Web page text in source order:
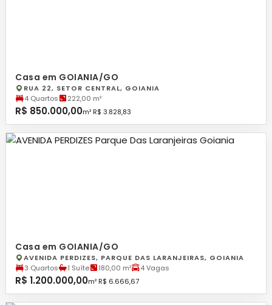
Casa em GOIANIA/GO
RUA 22, SETOR CENTRAL, GOIANIA
4 Quartos
222,00 m²
R$ 850.000,00m² R$ 3.828,83
Casa em GOIANIA/GO
AVENIDA PERDIZES, PARQUE DAS LARANJEIRAS, GOIANIA
3 Quartos
1 Suíte 180,00 m² 4 Vagas
R$ 1.200.000,00m² R$ 6.666,67